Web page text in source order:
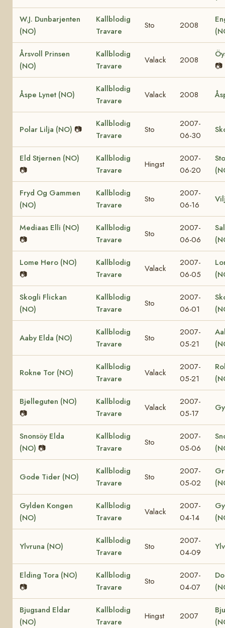
W.J. Dunbarjenten
(NO)
Kallblodig
Travare
Sto 2008
Årsvoll Prinsen
(NO)
Kallblodig
Travare
Valack 2008
📷
Åspe Lynet (NO)
Kallblodig
Travare
Valack 2008
Polar Lilja (NO) 📷
Kallblodig
Travare
Sto
2007-
06-30
Eld Stjernen (NO)
📷
Kallblodig
Travare
Hingst
2007-
06-20
Fryd Og Gammen
(NO)
Kallblodig
Travare
Sto
2007-
06-16
Mediaas Elli (NO)
📷
Kallblodig
Travare
Sto
2007-
06-06
Lome Hero (NO)
📷
Kallblodig
Travare
Valack
2007-
06-05
Skogli Flickan
(NO)
Kallblodig
Travare
Sto
2007-
06-01
Aaby Elda (NO)
Kallblodig
Travare
Sto
2007-
05-21
Rokne Tor (NO)
Kallblodig
Travare
Valack
2007-
05-21
Bjelleguten (NO)
📷
Kallblodig
Travare
Valack
2007-
05-17
Snonsöy Elda
(NO) 📷
Kallblodig
Travare
Sto
2007-
05-06
Gode Tider (NO)
Kallblodig
Travare
Sto
2007-
05-02
Gylden Kongen
(NO)
Kallblodig
Travare
Valack
2007-
04-14
Ylvruna (NO)
Kallblodig
Travare
Sto
2007-
04-09
Elding Tora (NO)
📷
Kallblodig
Travare
Sto
2007-
04-07
Bjugsand Eldar
(NO)
Kallblodig
Travare
Hingst 2007